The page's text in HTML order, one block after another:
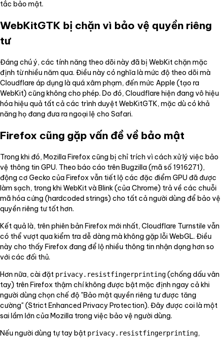
tắc bảo mật.
WebKitGTK bị chặn vì bảo vệ quyền riêng
tư
Đáng chú ý, các tính năng theo dõi này đã bị WebKit chặn mặc
định từ nhiều năm qua. Điều này có nghĩa là mức độ theo dõi mà
Cloudflare áp dụng là quá xâm phạm, đến mức Apple (tạo ra
WebKit) cũng không cho phép. Do đó, Cloudflare hiện đang vô hiệu
hóa hiệu quả tất cả các trình duyệt WebKitGTK, mặc dù có khả
năng họ đang đưa ra ngoại lệ cho Safari.
Firefox cũng gặp vấn đề về bảo mật
Trong khi đó, Mozilla Firefox cũng bị chỉ trích vì cách xử lý việc bảo
vệ thông tin GPU. Theo báo cáo trên Bugzilla (mã số 1916271),
động cơ Gecko của Firefox vẫn tiết lộ các đặc điểm GPU đã được
làm sạch, trong khi WebKit và Blink (của Chrome) trả về các chuỗi
mã hóa cứng (hardcoded strings) cho tất cả người dùng để bảo vệ
quyền riêng tư tốt hơn.
Kết quả là, trên phiên bản Firefox mới nhất, Cloudflare Turnstile vẫn
có thể vượt qua kiểm tra dễ dàng mà không gặp lỗi WebGL. Điều
này cho thấy Firefox đang để lộ nhiều thông tin nhận dạng hơn so
với các đối thủ.
Hơn nữa, cài đặt privacy.resistfingerprinting(chống dấu vân
tay) trên Firefox thậm chí không được bật mặc định ngay cả khi
người dùng chọn chế độ "Bảo mật quyền riêng tư được tăng
cường" (Strict Enhanced Privacy Protection). Đây được coi là một
sai lầm lớn của Mozilla trong việc bảo vệ người dùng.
Nếu người dùng tự tay bật privacy.resistfingerprinting,